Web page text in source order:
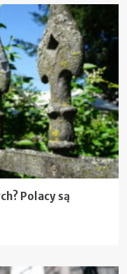
Polacy są